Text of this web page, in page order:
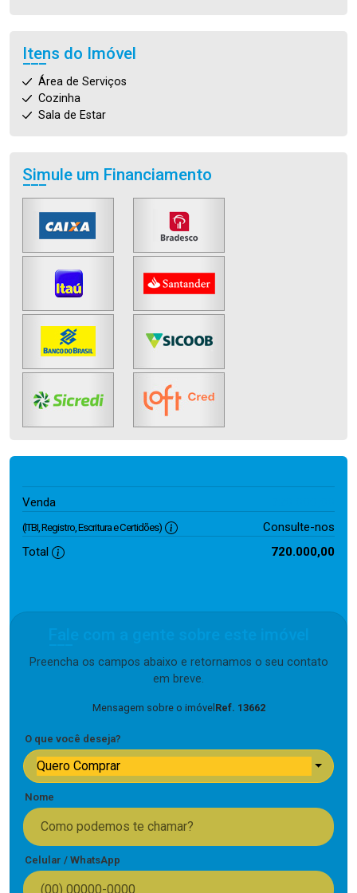
Itens do Imóvel
Área de Serviços
Cozinha
Sala de Estar
Simule um Financiamento
Venda
(ITBI, Registro, Escritura e Certidões)
Consulte-nos
Total
720.000,00
Preencha os campos abaixo e retornamos o seu contato
em breve.
Mensagem sobre o imóvel Ref. 13662
O que você deseja?
Quero Comprar
Nome
Celular / WhatsApp